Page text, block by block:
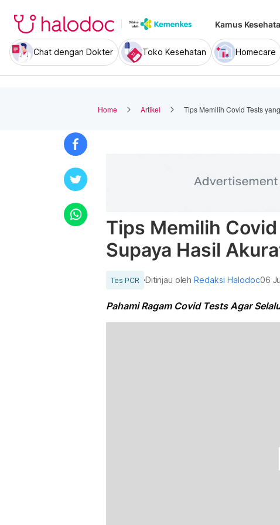
Kamus
Chat dengan Dokter Toko Kesehatan Homecare
Home Artikel Tips Memilih Covid Tests
Tips Memilih
Supaya Hasil
Tes PCR Ditinjau olehRedaksi Halodoc06
Pahami Ragam Covid Tests Agar